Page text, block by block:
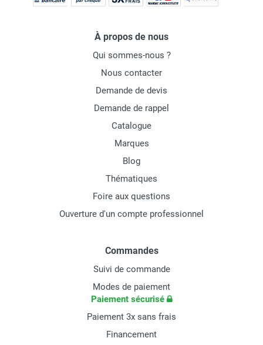
À propos de nous
Qui sommes-nous ?
Nous contacter
Demande de devis
Demande de rappel
Catalogue
Marques
Blog
Thématiques
Foire aux questions
Ouverture d'un compte professionnel
Commandes
Suivi de commande
Modes de paiement
Paiement sécurisé
Paiement 3x sans frais
Financement